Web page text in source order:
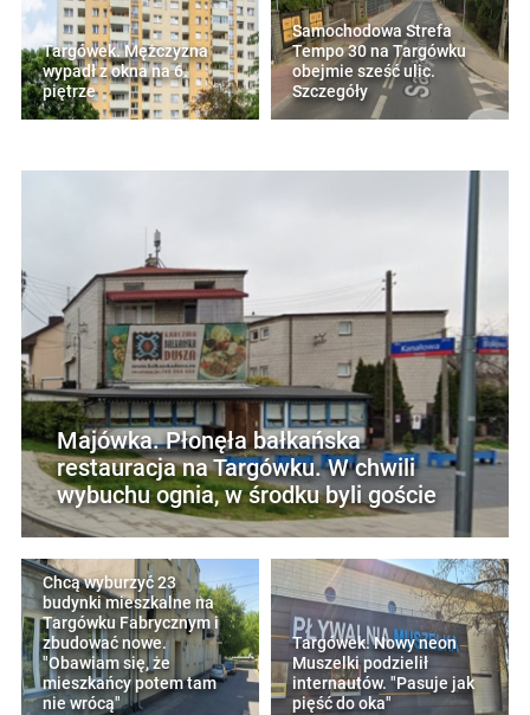
Targówek. Mężczyzna
wypadł z okna na 6.
piętrze
Samochodowa Strefa
Tempo 30 na Targówku
obejmie sześć ulic.
Szczegóły
Majówka. Płonęła bałkańska
restauracja na Targówku. W chwili
wybuchu ognia, w środku byli goście
Chcą wyburzyć 23
budynki mieszkalne na
Targówku Fabrycznym i
zbudować nowe.
"Obawiam się, że
mieszkańcy potem tam
nie wrócą"
Targówek. Nowy neon
Muszelki podzielił
internautów. "Pasuje jak
pięść do oka"